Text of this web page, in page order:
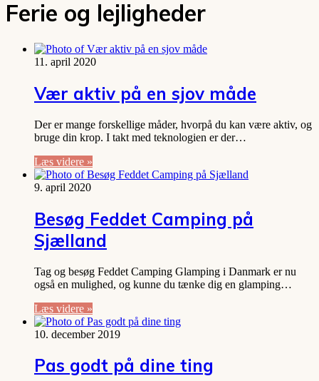
Ferie og lejligheder
11. april 2020
Vær aktiv på en sjov måde
Der er mange forskellige måder, hvorpå du kan være aktiv, og
bruge din krop. I takt med teknologien er der…
Læs videre »
9. april 2020
Besøg Feddet Camping på
Sjælland
Tag og besøg Feddet Camping Glamping i Danmark er nu
også en mulighed, og kunne du tænke dig en glamping…
Læs videre »
10. december 2019
Pas godt på dine ting